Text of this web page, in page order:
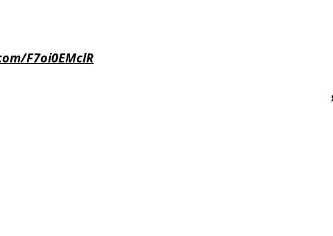
F7oi0EMclR